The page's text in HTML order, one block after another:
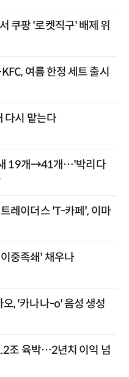
쿠팡 '로켓직구' 배제 위
여름 한정 세트 출시
다시 맡는다
새 19개→41개…'박리다
레이더스 'T-카페', 이마
중족쇄' 채우나
, '카나나-o' 음성 생성
조 육박…2년치 이익 넘